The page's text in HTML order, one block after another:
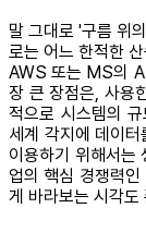
말 그대로 '구름 위
로는 어느 한적한
AWS 또는 MS의
장 큰 장점은, 사용
적으로 시스템의
세계 각지에 데이
이용하기 위해서는
업의 핵심 경쟁력
게 바라보는 시각도